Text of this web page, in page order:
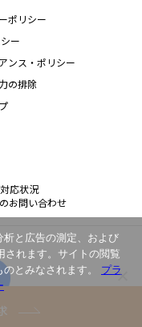
ポリシー
ー
ンス・ポリシー
の排除
応状況
お問い合わせ
All rights reserved.
析と広告の測定、および
されます。サイトの閲覧
とみなされます。 プラ